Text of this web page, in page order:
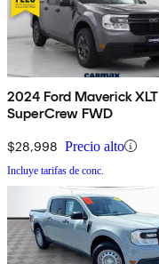
2024 Ford Maverick XLT
SuperCrew FWD
$28,998 Precio alto
Incluye tarifas de conc.